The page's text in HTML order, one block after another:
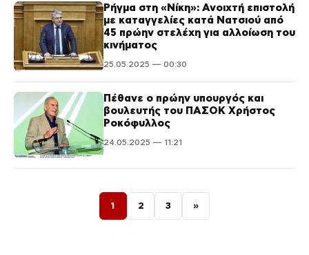
Ρήγμα στη «Νίκη»: Ανοιχτή επιστολή
με καταγγελίες κατά Νατσιού από
45 πρώην στελέχη για αλλοίωση του
κινήματος
25.05.2025 — 00:30
Πέθανε ο πρώην υπουργός και
βουλευτής του ΠΑΣΟΚ Χρήστος
Ροκόφυλλος
24.05.2025 — 11:21
Σελιδοποίηση άρθρων
1 2 3 »